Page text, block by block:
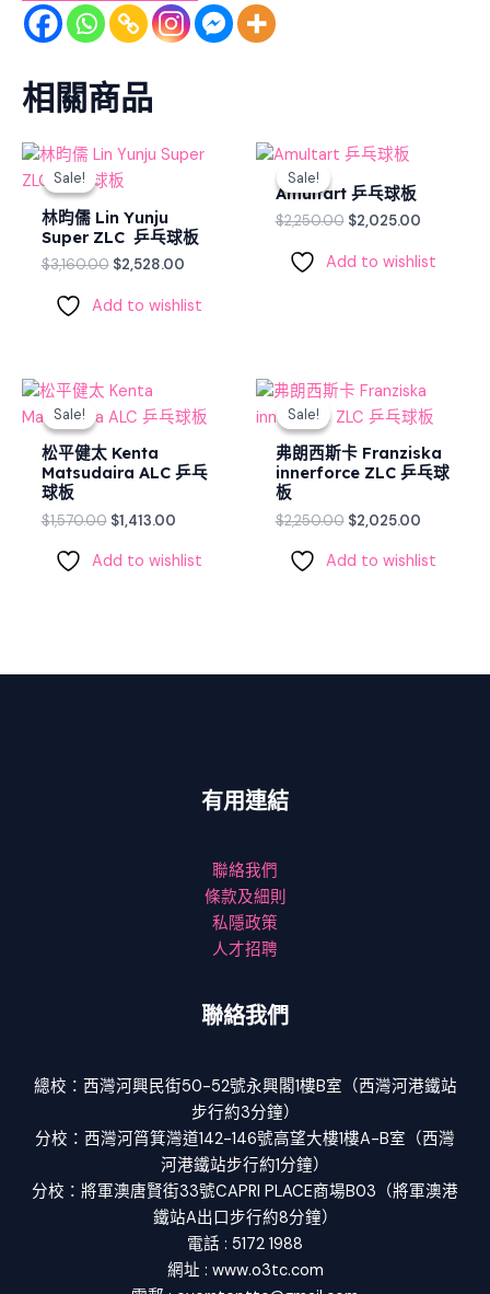
相關商品
Sale!
Sale!
林昀儒 Lin Yunju
Super ZLC 乒乓球板
$3,160.00
Original
price
was:
$3,160.00.
$2,528.00
Current
Add to wishlist
Sale!
Sale!
Amultart 乒乓球板
$2,250.00
Original
was:
$2,250.00.
$2,025.00
Add to wishlist
Sale!
Sale!
松平健太 Kenta
Matsudaira ALC 乒乓
球板
$1,570.00
Original
price
was:
$1,413.00
price
is:
Add to wishlist
Sale!
Sale!
弗朗西斯卡 Franziska
innerforce ZLC 乒乓球
板
$2,250.00
Original
price
was:
$2,250.00.
$2,025.00
Current
price
is:
Add to wishlist
有用連結
聯絡我們
條款及細則
私隱政策
人才招聘
聯絡我們
總校：西灣河興民街50-52號永興閣1樓B室（西灣河港鐵站
步行約3分鐘）
分校：西灣河筲箕灣道142-146號高望大樓1樓A-B室（西灣
河港鐵站步行約1分鐘）
分校：將軍澳唐賢街33號CAPRI PLACE商場B03（將軍澳港
鐵站A出口步行約8分鐘）
電話 : 5172 1988
網址 : www.o3tc.com